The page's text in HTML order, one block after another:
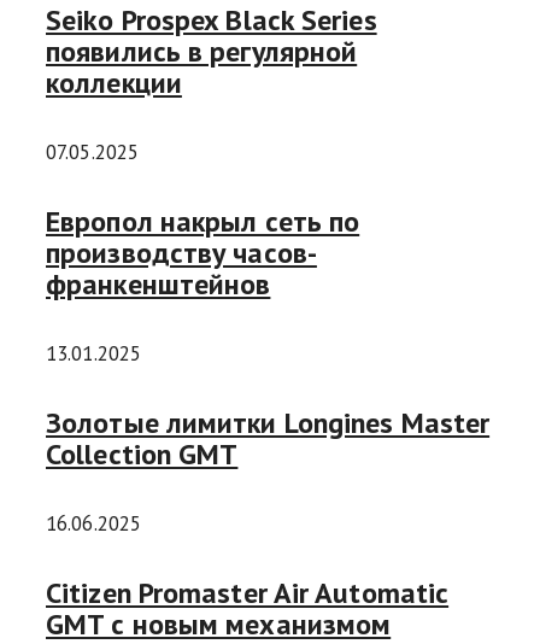
Seiko Prospex Black Series
появились в регулярной
коллекции
07.05.2025
Европол накрыл сеть по
производству часов-
франкенштейнов
13.01.2025
Золотые лимитки Longines Master
Collection GMT
16.06.2025
Citizen Promaster Air Automatic
GMT с новым механизмом